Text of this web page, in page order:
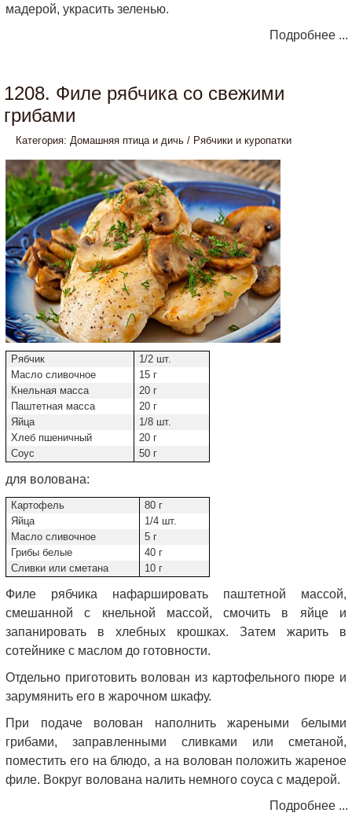
мадерой, украсить зеленью.
Подробнее ...
1208. Филе рябчика со свежими
грибами
Категория: Домашняя птица и дичь / Рябчики и куропатки
Рябчик
1/2 шт.
Масло сливочное
15 г
Кнельная масса
20 г
Паштетная масса
20 г
Яйца
1/8 шт.
Хлеб пшеничный
20 г
Соус
50 г
для волована:
Картофель
80 г
Яйца
1/4 шт.
Масло сливочное
5 г
Грибы белые
40 г
Сливки или сметана
10 г
Филе рябчика нафаршировать паштетной массой,
смешанной с кнельной массой, смочить в яйце и
запанировать в хлебных крошках. Затем жарить в
сотейнике с маслом до готовности.
Отдельно приготовить волован из картофельного пюре и
зарумянить его в жарочном шкафу.
При подаче волован наполнить жареными белыми
грибами, заправленными сливками или сметаной,
поместить его на блюдо, а на волован положить жареное
филе. Вокруг волована налить немного соуса с мадерой.
Подробнее ...